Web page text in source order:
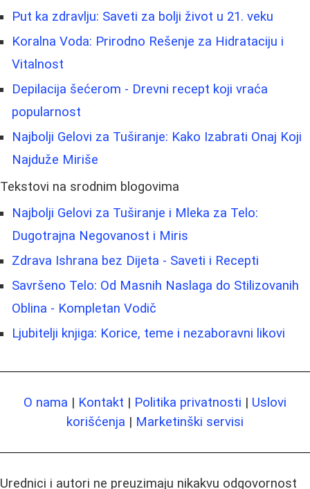
Put ka zdravlju: Saveti za bolji život u 21. veku
Koralna Voda: Prirodno Rešenje za Hidrataciju i
Vitalnost
Depilacija šećerom - Drevni recept koji vraća
popularnost
Najbolji Gelovi za Tuširanje: Kako Izabrati Onaj Koji
Najduže Miriše
Tekstovi na srodnim blogovima
Najbolji Gelovi za Tuširanje i Mleka za Telo:
Dugotrajna Negovanost i Miris
Zdrava Ishrana bez Dijeta - Saveti i Recepti
Savršeno Telo: Od Masnih Naslaga do Stilizovanih
Oblina - Kompletan Vodič
Ljubitelji knjiga: Korice, teme i nezaboravni likovi
O nama | Kontakt | Politika privatnosti | Uslovi
korišćenja | Marketinški servisi
Urednici i autori ne preuzimaju nikakvu odgovornost